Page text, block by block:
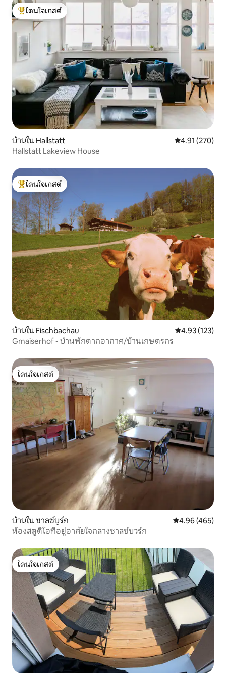
โดนใจเกสต์ที่สุด
โดนใจเกสต์
บ้านใน Hallstatt คะแนนเฉลี่ย
4.91 (270)
Hallstatt Lakeview House
โดนใจเกสต์ที่สุด
โดนใจเกสต์
บ้านใน Fischbachau คะแนนเฉลี่ย
4.93 (123)
Gmaiserhof - บ้านพักตากอากาศ/บ้านเกษตรกร
โดนใจเกสต์
โดนใจเกสต์
บ้านใน ซาลซ์บูร์ก คะแนนเฉลี่ย
4.96 (465)
ห้องสตูดิโอที่อยู่อาศัยใจกลางซาลซ์บวร์ก
โดนใจเกสต์
โดนใจเกสต์